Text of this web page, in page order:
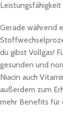
Gerade während
du gibst Vollgas!
gesunden und
Niacin auch
außerdem zum
mehr Benefits für